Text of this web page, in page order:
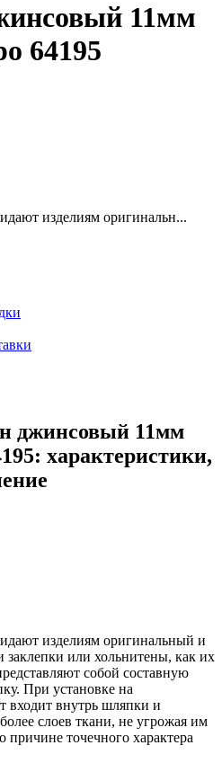
11мм
64195
изделиям оригинальн...
джинсовый 11мм
характеристики,
изделиям оригинальный и
или хольнитены, как их
собой составную
При установке на
входит внутрь шляпки и
слоев ткани, не угрожая им
точечного характера